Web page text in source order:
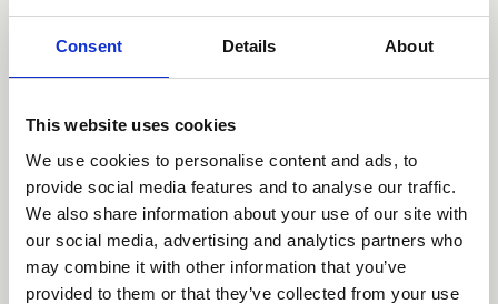
Consent Details About
This website uses cookies
We use cookies to personalise content and ads, to
provide social media features and to analyse our traffic.
We also share information about your use of our site with
our social media, advertising and analytics partners who
may combine it with other information that you’ve
provided to them or that they’ve collected from your use